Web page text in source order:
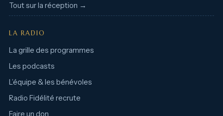
Tout sur la réception →
LA RADIO
La grille des programmes
Les podcasts
L’équipe & les bénévoles
Radio Fidélité recrute
Faire un don